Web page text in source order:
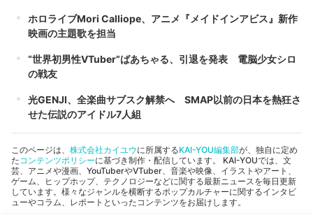
ホロライブMori Calliope、アニメ『メイドインアビス』新作
映画の主題歌を担当
“世界初男性VTuber”ばあちゃる、引退を発表 電脳少女シロ
の戦友
光GENJI、全楽曲サブスク解禁へ SMAP以前の日本を熱狂さ
せた伝説のアイドル7人組
このページは、 株式会社カイユウに所属するKAI-YOU編集部が、独自に定め
たコンテンツポリシーに基づき制作・配信しています。 KAI-YOUでは、文
芸、アニメや漫画、YouTuberやVTuber、音楽や映像、イラストやアート、
ゲーム、ヒップホップ、テクノロジーなどに関する最新ニュースを毎日更新
しています。様々なジャンルを横断するポップカルチャーに関するインタビ
ューやコラム、レポートといったコンテンツをお届けします。